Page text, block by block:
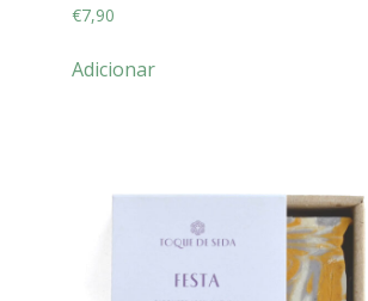
Avaliação
0
€7,90
Adicionar